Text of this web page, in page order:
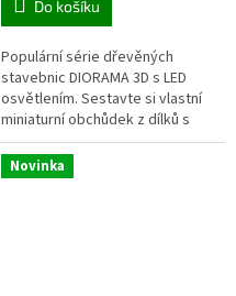
Do košíku
Populární série dřevěných
stavebnic DIORAMA 3D s LED
osvětlením. Sestavte si vlastní
miniaturní obchůdek z dílků s
barevným potiskem a vytvořte
působivou dekoraci pokoje.
Novinka